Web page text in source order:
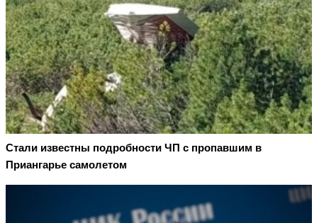
Стали известны подробности ЧП с пропавшим в
Приангарье самолетом